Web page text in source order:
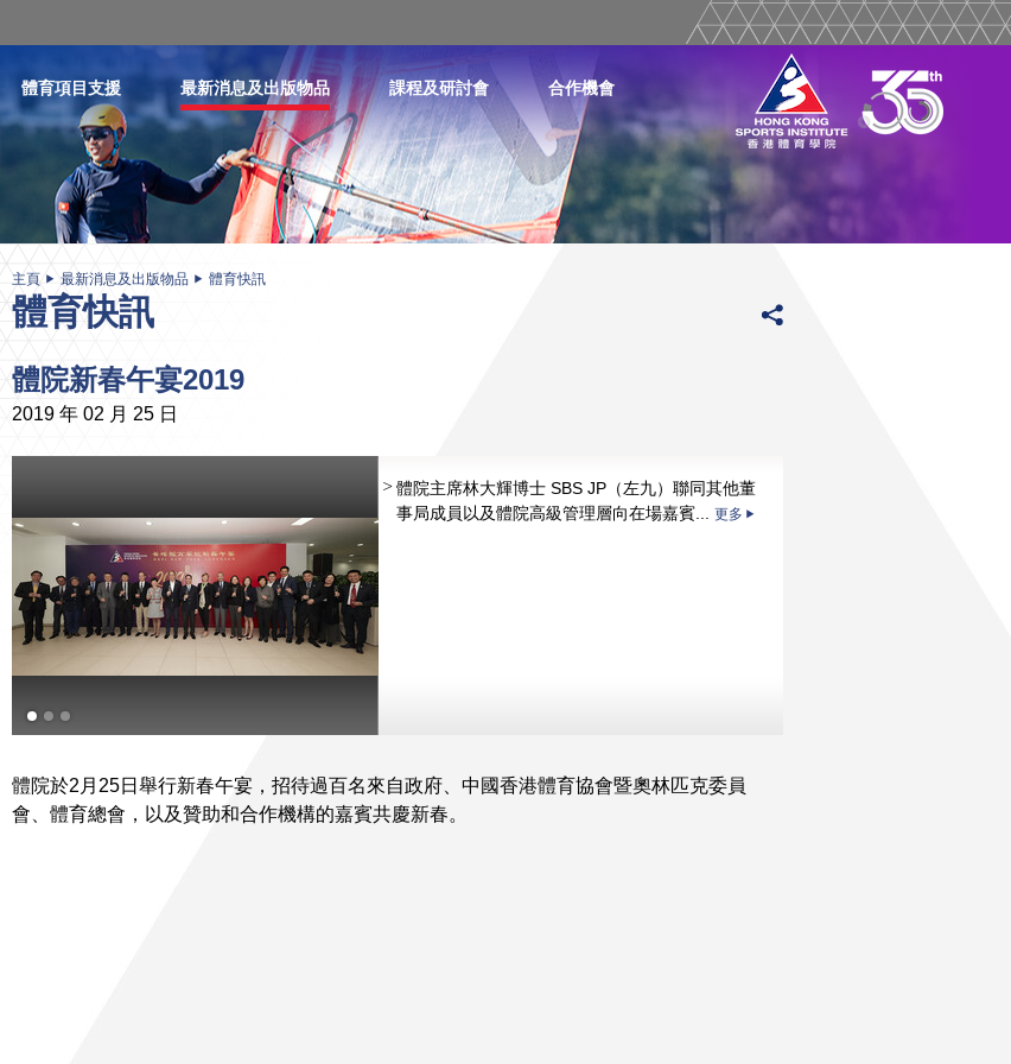
體育項目支援 最新消息及出版物品 課程及研討會 合作機會
主頁 最新消息及出版物品 體育快訊
體育快訊
體院新春午宴2019
2019 年 02 月 25 日
體院主席林大輝博士 SBS JP（左九）聯同其他董
事局成員以及體院高級管理層向在場嘉賓... 更多
更多
體院於2月25日舉行新春午宴，招待過百名來自政府、中國香港體育協會暨奧林匹克委員
會、體育總會，以及贊助和合作機構的嘉賓共慶新春。